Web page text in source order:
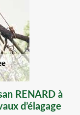
RENARD à
d’élagage